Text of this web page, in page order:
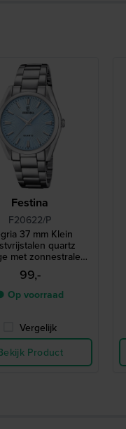
Festina
F20622/P
37 mm Klein
quartz
met zonnestralen
wijzerplaat
99,-
Op voorraad
Vergelijk
Product